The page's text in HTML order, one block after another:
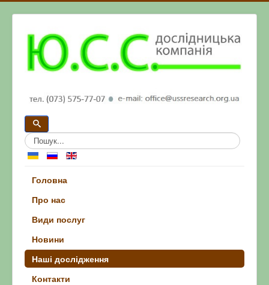
Головна
Про нас
Види послуг
Новини
Наші дослідження
Контакти